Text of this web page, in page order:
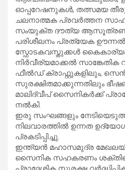
ഓപ്പറേഷനുകൾ, തത്സമയ
ചലനാത്മക പ്രവർത്തന
സംയുക്ത ദൗത്യ ആസൂത്രണം
പരിശീലനം പ്രത്യേക
സ്ഫോടകവസ്തുക്കൾ
നിർവീര്യമാക്കൽ
ഫീൽഡ് ക്രാഫ്റ്റുകളിലും,
സുരക്ഷിതമാക്കുന്നതിലും
മാലിദ്വീപ് സൈനികർക്ക്
നൽകി.
ഇരു സംഘങ്ങളും
നിലവാരത്തിൽ ഉന്നത
പ്രകടിപ്പിച്ചു.
ഇന്ത്യൻ മഹാസമുദ്ര
സൈനിക സഹകരണം